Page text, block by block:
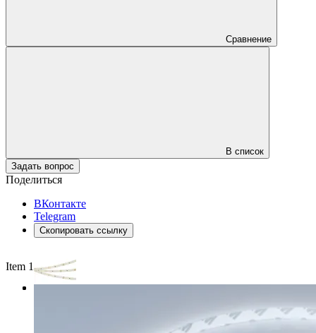
Сравнение
В список
Задать вопрос
Поделиться
ВКонтакте
Telegram
Скопировать ссылку
Item 1 of 3